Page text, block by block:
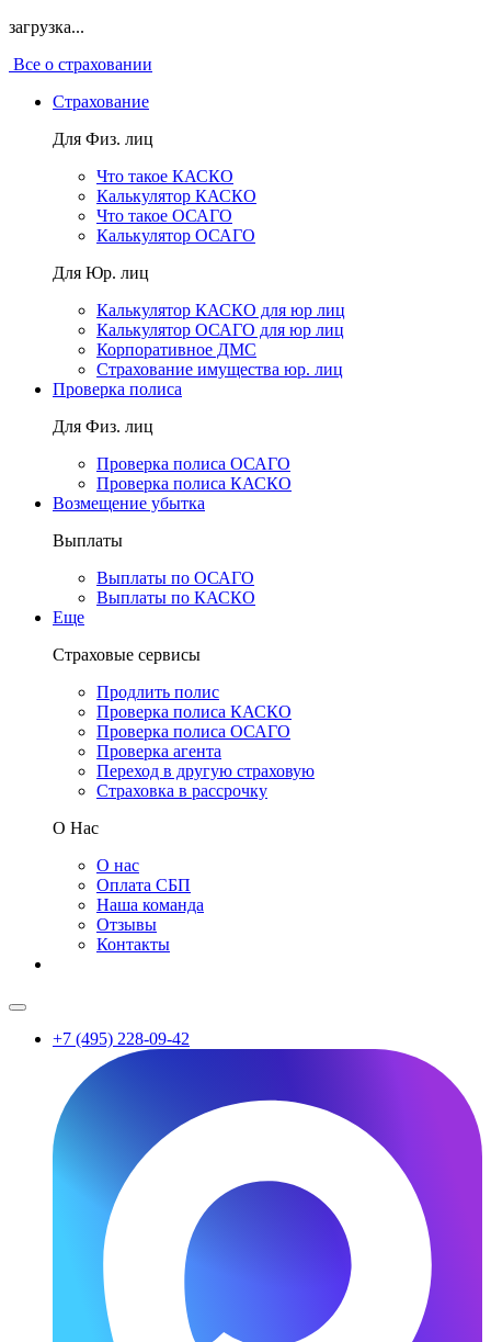
загрузка...
Все о страховании
Страхование
Для Физ. лиц
Что такое КАСКО
Калькулятор КАСКО
Что такое ОСАГО
Калькулятор ОСАГО
Для Юр. лиц
Калькулятор КАСКО для юр лиц
Калькулятор ОСАГО для юр лиц
Корпоративное ДМС
Страхование имущества юр. лиц
Проверка полиса
Для Физ. лиц
Проверка полиса ОСАГО
Проверка полиса КАСКО
Возмещение убытка
Выплаты
Выплаты по ОСАГО
Выплаты по КАСКО
Еще
Страховые сервисы
Продлить полис
Проверка полиса КАСКО
Проверка полиса ОСАГО
Проверка агента
Переход в другую страховую
Страховка в рассрочку
О Нас
О нас
Оплата СБП
Наша команда
Отзывы
Контакты
+7 (495) 228-09-42